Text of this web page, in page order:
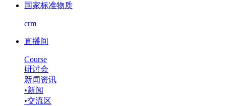
国家标准物质
crm
直播间
Course
研讨会
新闻资讯
•新闻
•交流区